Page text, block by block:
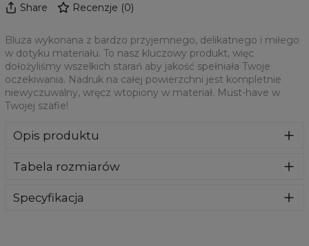
Share Recenzje (0)
Bluza wykonana z bardzo przyjemnego, delikatnego i miłego
w dotyku materiału. To nasz kluczowy produkt, więc
dołożyliśmy wszelkich starań aby jakość spełniała Twoje
oczekiwania. Nadruk na całej powierzchni jest kompletnie
niewyczuwalny, wręcz wtopiony w materiał. Must-have w
Twojej szafie!
Opis produktu
bawełny i poliestru z wysokiej jakości nadrukiem z przodu i
długie rękawy. Trwałe, wzmocnione szwy są kolorowe, aby
Tabela rozmiarów
Specyfikacja